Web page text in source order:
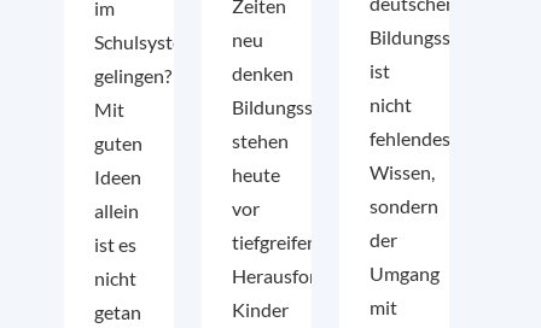
im
Schulsystem wirklich
gelingen?
Mit
guten
Ideen
allein
ist es
nicht
getan
Zeiten
neu
denken
Bildungssysteme
stehen
heute
vor
tiefgreifenden
Herausforderungen.
Kinder
Bildungssystems
ist
nicht
fehlendes
Wissen,
sondern
der
Umgang
mit